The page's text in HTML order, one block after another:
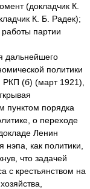
(докладчик К.
К. Б. Радек);
партии
дальнейшего
политики
РКП (б) (март 1921),
пунктом порядка
о переходе
Ленин
как политики,
что задачей
с крестьянством на